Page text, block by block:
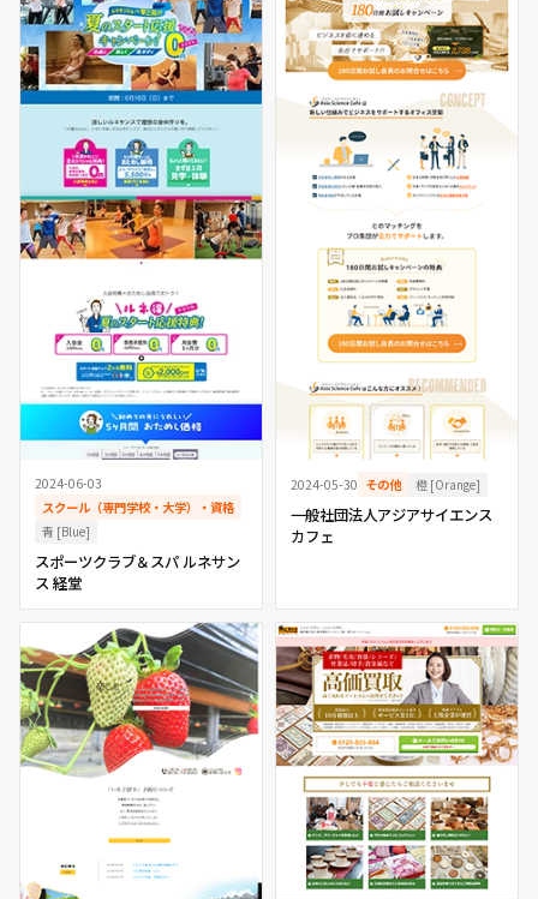
2024-06-03
スクール（専門学校・大学）・資格
青 [Blue]
スポーツクラブ＆スパ ルネサン
ス 経堂
2024-05-30 その他 橙 [Orange]
一般社団法人アジアサイエンス
カフェ